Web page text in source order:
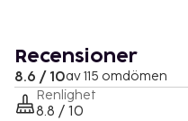
Recensioner
8.6 / 10av 115 omdömen
Renlighet
8.8 / 10